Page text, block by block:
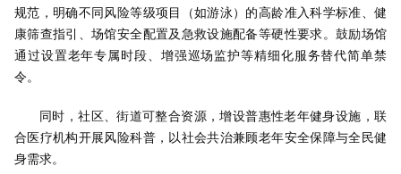
规范，明确不同风险等级项目（如游泳）的高龄准入科学标准、健
康筛查指引、场馆安全配置及急救设施配备等硬性要求。鼓励场馆
通过设置老年专属时段、增强巡场监护等精细化服务替代简单禁
令。
同时，社区、街道可整合资源，增设普惠性老年健身设施，联
合医疗机构开展风险科普，以社会共治兼顾老年安全保障与全民健
身需求。